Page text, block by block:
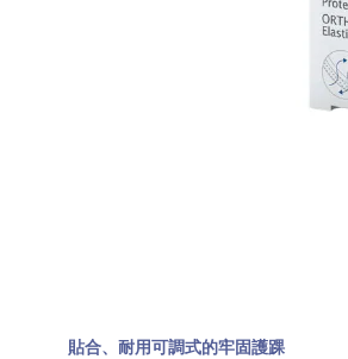
貼合、耐用可調式的牢固護踝